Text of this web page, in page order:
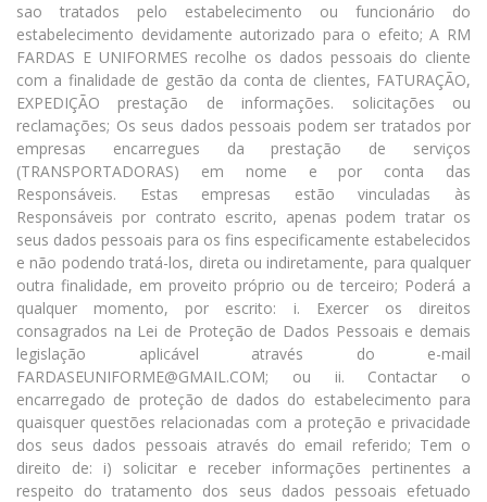
sao tratados pelo estabelecimento ou funcionário do
estabelecimento devidamente autorizado para o efeito; A RM
FARDAS E UNIFORMES recolhe os dados pessoais do cliente
com a finalidade de gestão da conta de clientes, FATURAÇÃO,
EXPEDIÇÃO prestação de informações. solicitações ou
reclamações; Os seus dados pessoais podem ser tratados por
empresas encarregues da prestação de serviços
(TRANSPORTADORAS) em nome e por conta das
Responsáveis. Estas empresas estão vinculadas às
Responsáveis por contrato escrito, apenas podem tratar os
seus dados pessoais para os fins especificamente estabelecidos
e não podendo tratá-los, direta ou indiretamente, para qualquer
outra finalidade, em proveito próprio ou de terceiro; Poderá a
qualquer momento, por escrito: i. Exercer os direitos
consagrados na Lei de Proteção de Dados Pessoais e demais
legislação aplicável através do e-mail
FARDASEUNIFORME@GMAIL.COM; ou ii. Contactar o
encarregado de proteção de dados do estabelecimento para
quaisquer questões relacionadas com a proteção e privacidade
dos seus dados pessoais através do email referido; Tem o
direito de: i) solicitar e receber informações pertinentes a
respeito do tratamento dos seus dados pessoais efetuado